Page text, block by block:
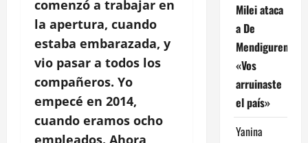
comenzó a trabajar en
la apertura, cuando
estaba embarazada, y
vio pasar a todos los
compañeros. Yo
empecé en 2014,
cuando eramos ocho
Milei ataca
a De
Mendiguren:
«Vos
arruinaste
el país»
Yanina